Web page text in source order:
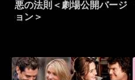
悪の法則＜劇場公開バージ
ョン＞